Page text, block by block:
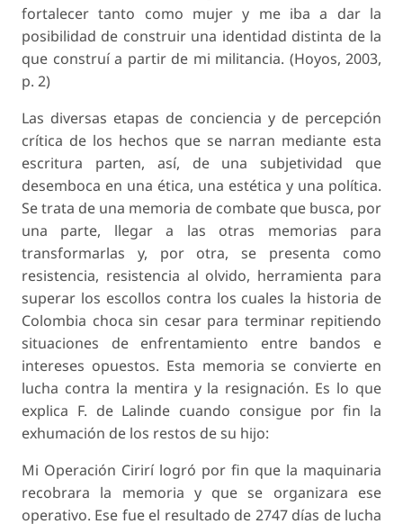
fortalecer tanto como mujer y me iba a dar la
posibilidad de construir una identidad distinta de la
que construí a partir de mi militancia. (Hoyos, 2003,
p. 2)
Las diversas etapas de conciencia y de percepción
crítica de los hechos que se narran mediante esta
escritura parten, así, de una subjetividad que
desemboca en una ética, una estética y una política.
Se trata de una memoria de combate que busca, por
una parte, llegar a las otras memorias para
transformarlas y, por otra, se presenta como
resistencia, resistencia al olvido, herramienta para
superar los escollos contra los cuales la historia de
Colombia choca sin cesar para terminar repitiendo
situaciones de enfrentamiento entre bandos e
intereses opuestos. Esta memoria se convierte en
lucha contra la mentira y la resignación. Es lo que
explica F. de Lalinde cuando consigue por fin la
exhumación de los restos de su hijo:
Mi Operación Cirirí logró por fin que la maquinaria
recobrara la memoria y que se organizara ese
operativo. Ese fue el resultado de 2747 días de lucha